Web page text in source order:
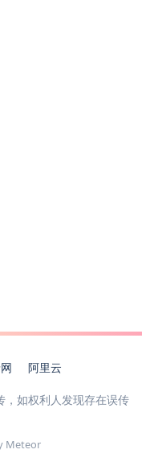
阿里云
，如权利人发现存在误传
Meteor